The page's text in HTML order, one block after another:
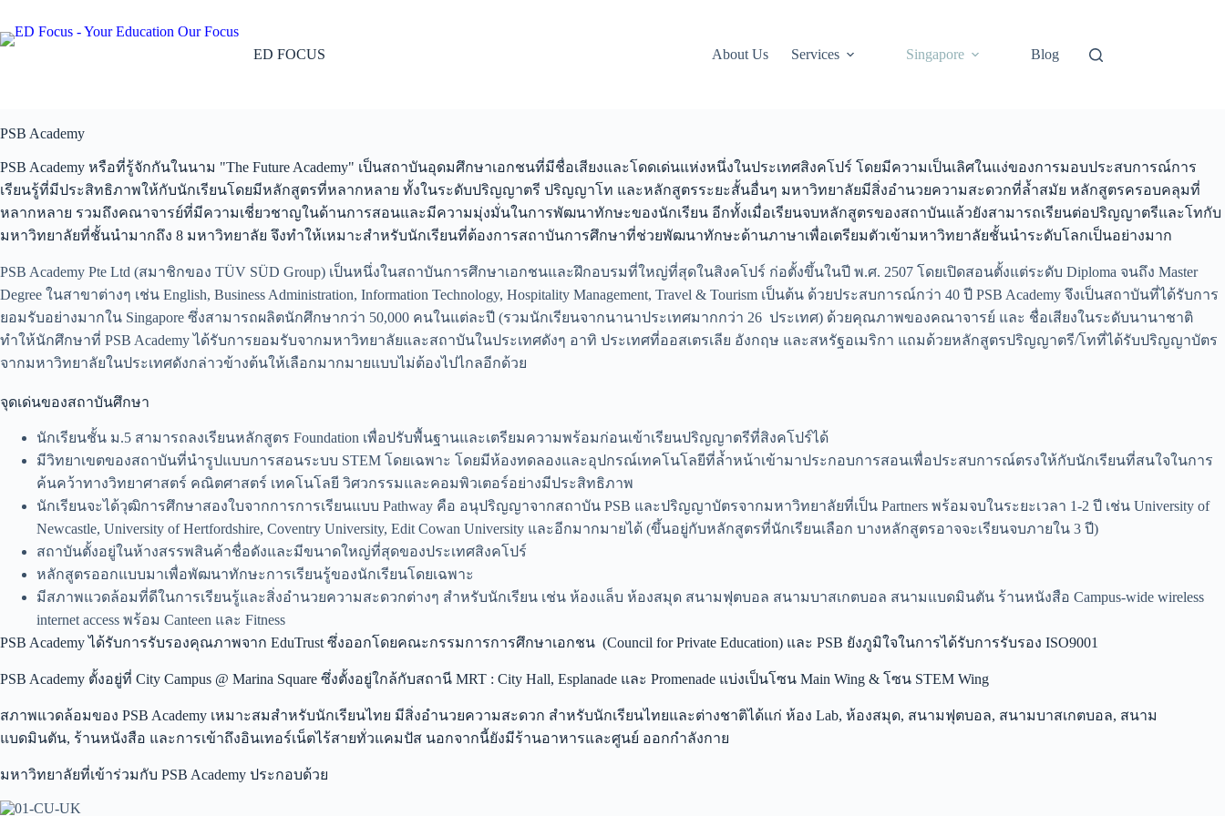
content
ED FOCUS
About Us Services Singapore Blog
PSB Academy
PSB Academy หรือที่รู้จักกันในนาม "The Future Academy" เป็นสถาบันอุดมศึกษาเอกชนที่มีชื่อเสียงและโดดเด่นแห่งหนึ่งในประเทศสิงคโปร์ โดยมีความเป็นเลิศในแง่ของการมอบประสบการณ์การ
เรียนรู้ที่มีประสิทธิภาพให้กับนักเรียนโดยมีหลักสูตรที่หลากหลาย ทั้งในระดับปริญญาตรี ปริญญาโท และหลักสูตรระยะสั้นอื่นๆ มหาวิทยาลัยมีสิ่งอำนวยความสะดวกที่ล้ำสมัย หลักสูตรครอบคลุมที่
หลากหลาย รวมถึงคณาจารย์ที่มีความเชี่ยวชาญในด้านการสอนและมีความมุ่งมั่นในการพัฒนาทักษะของนักเรียน อีกทั้งเมื่อเรียนจบหลักสูตรของสถาบันแล้วยังสามารถเรียนต่อปริญญาตรีและโทกับ
มหาวิทยาลัยที่ชั้นนำมากถึง 8 มหาวิทยาลัย จึงทำให้เหมาะสำหรับนักเรียนที่ต้องการสถาบันการศึกษาที่ช่วยพัฒนาทักษะด้านภาษาเพื่อเตรียมตัวเข้ามหาวิทยาลัยชั้นนำระดับโลกเป็นอย่างมาก
PSB Academy Pte Ltd (สมาชิกของ TÜV SÜD Group) เป็นหนึ่งในสถาบันการศึกษาเอกชนและฝึกอบรมที่ใหญ่ที่สุดในสิงคโปร์ ก่อตั้งขึ้นในปี พ.ศ. 2507 โดยเปิดสอนตั้งแต่ระดับ Diploma จนถึง Master
Degree ในสาขาต่างๆ เช่น English, Business Administration, Information Technology, Hospitality Management, Travel & Tourism เป็นต้น ด้วยประสบการณ์กว่า 40 ปี PSB Academy จึงเป็นสถาบันที่ได้รับการ
ยอมรับอย่างมากใน Singapore ซึ่งสามารถผลิตนักศึกษากว่า 50,000 คนในแต่ละปี (รวมนักเรียนจากนานาประเทศมากกว่า 26 ประเทศ) ด้วยคุณภาพของคณาจารย์ และ ชื่อเสียงในระดับนานาชาติ
ทำให้นักศึกษาที่ PSB Academy ได้รับการยอมรับจากมหาวิทยาลัยและสถาบันในประเทศดังๆ อาทิ ประเทศที่ออสเตรเลีย อังกฤษ และสหรัฐอเมริกา แถมด้วยหลักสูตรปริญญาตรี/โทที่ได้รับปริญญาบัตร
จากมหาวิทยาลัยในประเทศดังกล่าวข้างต้นให้เลือกมากมายแบบไม่ต้องไปไกลอีกด้วย
จุดเด่นของสถาบันศึกษา
นักเรียนชั้น ม.5 สามารถลงเรียนหลักสูตร Foundation เพื่อปรับพื้นฐานและเตรียมความพร้อมก่อนเข้าเรียนปริญญาตรีที่สิงคโปร์ได้
มีวิทยาเขตของสถาบันที่นำรูปแบบการสอนระบบ STEM โดยเฉพาะ โดยมีห้องทดลองและอุปกรณ์เทคโนโลยีที่ล้ำหน้าเข้ามาประกอบการสอนเพื่อประสบการณ์ตรงให้กับนักเรียนที่สนใจในการ
ค้นคว้าทางวิทยาศาสตร์ คณิตศาสตร์ เทคโนโลยี วิศวกรรมและคอมพิวเตอร์อย่างมีประสิทธิภาพ
นักเรียนจะได้วุฒิการศึกษาสองใบจากการการเรียนแบบ Pathway คือ อนุปริญญาจากสถาบัน PSB และปริญญาบัตรจากมหาวิทยาลัยที่เป็น Partners พร้อมจบในระยะเวลา 1-2 ปี เช่น University of
Newcastle, University of Hertfordshire, Coventry University, Edit Cowan University และอีกมากมายได้ (ขึ้นอยู่กับหลักสูตรที่นักเรียนเลือก บางหลักสูตรอาจจะเรียนจบภายใน 3 ปี)
สถาบันตั้งอยู่ในห้างสรรพสินค้าชื่อดังและมีขนาดใหญ่ที่สุดของประเทศสิงคโปร์
หลักสูตรออกแบบมาเพื่อพัฒนาทักษะการเรียนรู้ของนักเรียนโดยเฉพาะ
มีสภาพแวดล้อมที่ดีในการเรียนรู้และสิ่งอำนวยความสะดวกต่างๆ สำหรับนักเรียน เช่น ห้องแล็บ ห้องสมุด สนามฟุตบอล สนามบาสเกตบอล สนามแบดมินตัน ร้านหนังสือ Campus-wide wireless
internet access พร้อม Canteen และ Fitness
PSB Academy ได้รับการรับรองคุณภาพจาก EduTrust ซึ่งออกโดยคณะกรรมการการศึกษาเอกชน (Council for Private Education) และ PSB ยังภูมิใจในการได้รับการรับรอง ISO9001
PSB Academy ตั้งอยู่ที่ City Campus @ Marina Square ซึ่งตั้งอยู่ใกล้กับสถานี MRT : City Hall, Esplanade และ Promenade แบ่งเป็นโซน Main Wing & โซน STEM Wing
สภาพแวดล้อมของ PSB Academy เหมาะสมสำหรับนักเรียนไทย มีสิ่งอำนวยความสะดวก สำหรับนักเรียนไทยและต่างชาติได้แก่ ห้อง Lab, ห้องสมุด, สนามฟุตบอล, สนามบาสเกตบอล, สนาม
แบดมินตัน, ร้านหนังสือ และการเข้าถึงอินเทอร์เน็ตไร้สายทั่วแคมปัส นอกจากนี้ยังมีร้านอาหารและศูนย์ ออกกำลังกาย
มหาวิทยาลัยที่เข้าร่วมกับ PSB Academy ประกอบด้วย